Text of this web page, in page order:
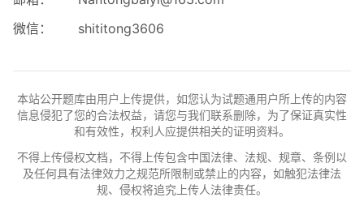
微信：
shititong3606
本站公开题库由用户上传提供，如您认为试题通用户所上传的内容
信息侵犯了您的合法权益，请您与我们联系删除，为了保证真实性
和有效性，权利人应提供相关的证明资料。
不得上传侵权文档，不得上传包含中国法律、法规、规章、条例以
及任何具有法律效力之规范所限制或禁止的内容，如触犯法律法
规、侵权将追究上传人法律责任。